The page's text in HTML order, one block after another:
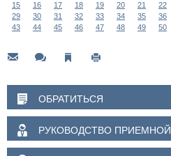
15
16 17 18 19 20 21 22
29
30 31 32 33 34 35 36
43
44 45 46 47 48 49 50
ОБРАТИТЬСЯ
РУКОВОДСТВО ПРИЕМНОЙ